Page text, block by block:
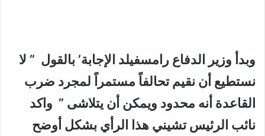
وبدأ وزير الدفاع رامسفيلد الإجابة’ بالقول ” لا
نستطيع أن نقيم تحالفاً مستمراً لمجرد ضرب
القاعدة أنه محدود ويمكن أن يتلاشى ” واكد
نائب الرئيس تشيني هذا الرأي بشكل أوضح